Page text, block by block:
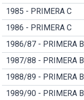
1985 - PRIMERA C
1986 - PRIMERA C
1986/87 - PRIMERA B
1987/88 - PRIMERA B
1988/89 - PRIMERA B
1989/90 - PRIMERA B